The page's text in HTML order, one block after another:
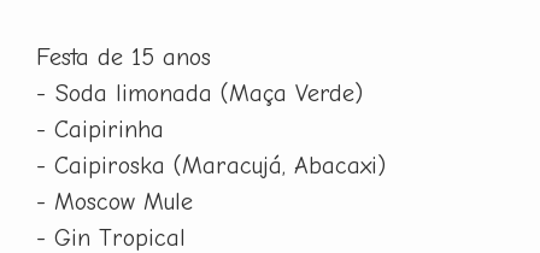
Festa de 15 anos
- Soda limonada (Maça Verde)
- Caipirinha
- Caipiroska (Maracujá, Abacaxi)
- Moscow Mule
- Gin Tropical